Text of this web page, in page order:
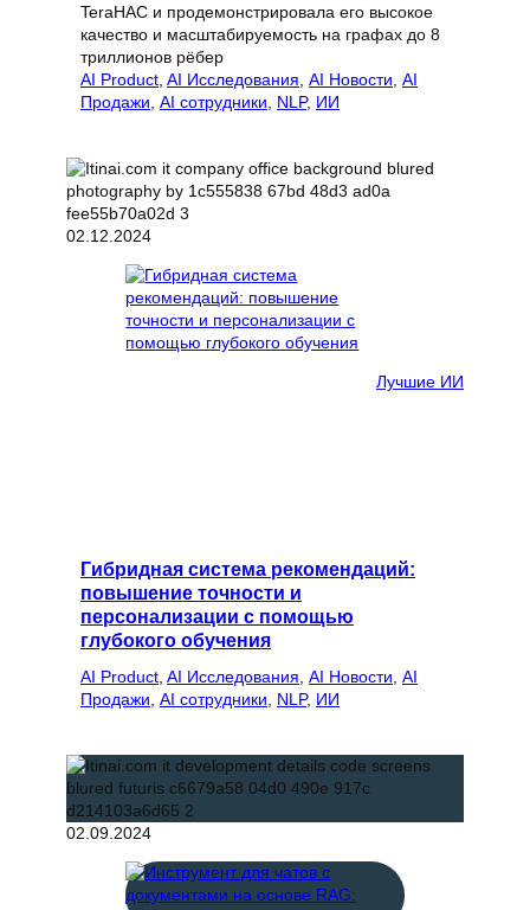
TeraHAC и продемонстрировала его высокое
качество и масштабируемость на графах до 8
триллионов рёбер
AI Product AI Исследования AI Новости AI
Продажи AI сотрудники NLP, ИИ
02.12.2024
Лучшие ИИ
Гибридная система рекомендаций:
повышение точности и
персонализации с помощью
глубокого обучения
AI Product AI Исследования AI Новости AI
Продажи AI сотрудники NLP, ИИ
02.09.2024